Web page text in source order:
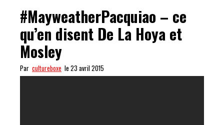
#MayweatherPacquiao – ce
qu’en disent De La Hoya et
Mosley
Par cultureboxe le 23 avril 2015